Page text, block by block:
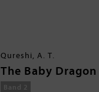
verheimlicht ...
zwischen bunten
Pumpkin Spiced
zueinander?
Qureshi, A. T.
The Baby
Band 2